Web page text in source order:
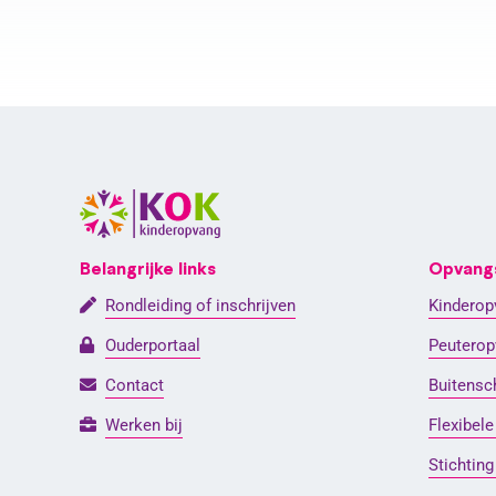
Belangrijke links
Rondleiding of inschrijven
Ouderportaal
Contact
Werken bij